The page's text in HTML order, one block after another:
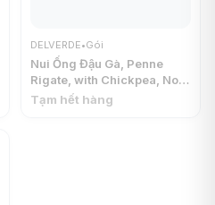
DELVERDE•Gói
Nui Ống Đậu Gà, Penne
Rigate, with Chickpea, No.
132 (450g) - DELVERDE
Tạm hết hàng